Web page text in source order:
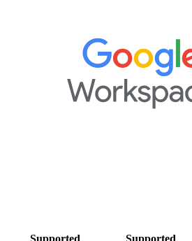
Supported
Supported